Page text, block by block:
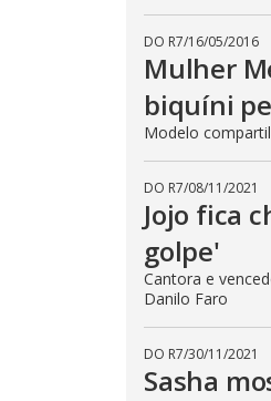
DO R7/16/05/2016
Mulher
biquíni
Modelo
DO R7/08/11/2021
Jojo fica
golpe'
Cantora e
Danilo Faro
DO R7/30/11/2021
Sasha